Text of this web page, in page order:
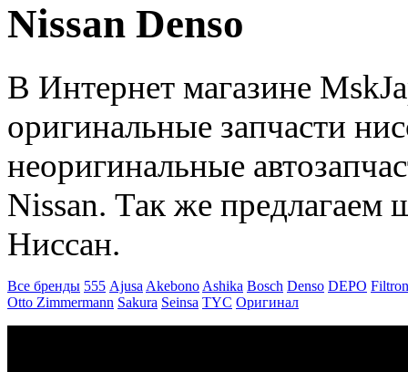
Nissan Denso
В Интернет магазине
оригинальные запчасти
неоригинальные
Nissan. Так же предлагаем
Ниссан.
Все бренды 555 Ajusa Akebono Ashika Bosch Denso DEPO Filtron
Otto Zimmermann Sakura Seinsa TYC Оригинал